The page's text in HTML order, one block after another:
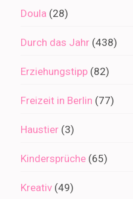
Doula (28)
Durch das Jahr (438)
Erziehungstipp (82)
Freizeit in Berlin (77)
Haustier (3)
Kindersprüche (65)
Kreativ (49)